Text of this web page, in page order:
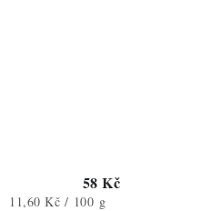
58 Kč
Měrná
11,60 Kč / 100 g